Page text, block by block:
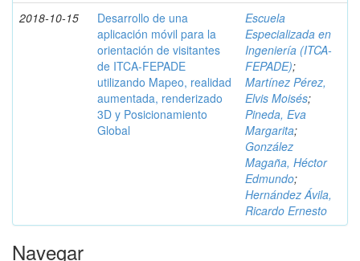
2018-10-15
Desarrollo de una
aplicación móvil para la
orientación de visitantes
de ITCA-FEPADE
utilizando Mapeo, realidad
aumentada, renderizado
3D y Posicionamiento
Global
Escuela
Especializada en
Ingeniería (ITCA-
FEPADE);
Martínez Pérez,
Elvis Moisés;
Pineda, Eva
Margarita;
González
Magaña, Héctor
Edmundo;
Hernández Ávila,
Ricardo Ernesto
Navegar